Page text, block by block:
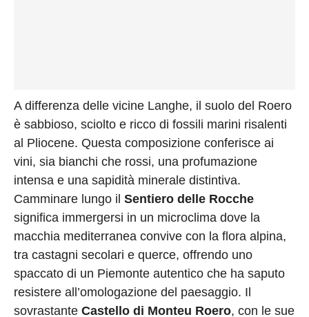
A differenza delle vicine Langhe, il suolo del Roero
è sabbioso, sciolto e ricco di fossili marini risalenti
al Pliocene. Questa composizione conferisce ai
vini, sia bianchi che rossi, una profumazione
intensa e una sapidità minerale distintiva.
Camminare lungo il Sentiero delle Rocche
significa immergersi in un microclima dove la
macchia mediterranea convive con la flora alpina,
tra castagni secolari e querce, offrendo uno
spaccato di un Piemonte autentico che ha saputo
resistere all’omologazione del paesaggio. Il
sovrastante Castello di Monteu Roero, con le sue